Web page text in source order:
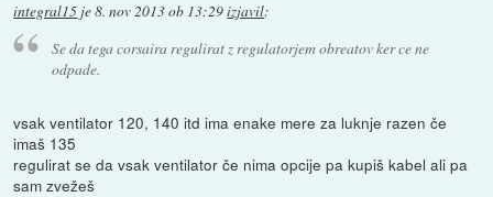
integral15 je8. nov 2013 ob 13:29izjavil:
Se da tega corsaira regulirat z regulatorjem obreatov ker ce ne
odpade.
vsak ventilator 120, 140 itd ima enake mere za luknje razen če
imaš 135
regulirat se da vsak ventilator če nima opcije pa kupiš kabel ali pa
sam zvežeš